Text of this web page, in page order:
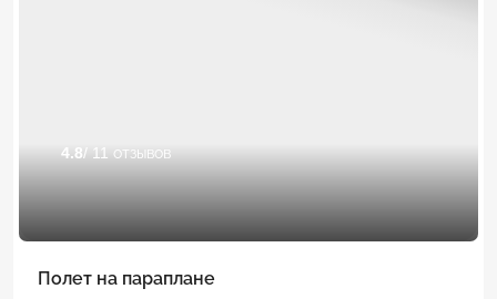
4.8/ 11 отзывов
Полет на параплане